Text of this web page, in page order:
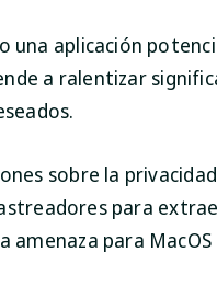
una aplicación
a ralentizar
sobre la
para
amenaza para